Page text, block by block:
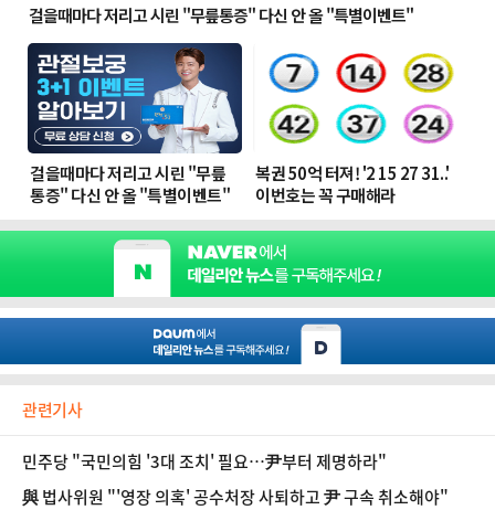
관련기사
민주당 "국민의힘 '3대 조치' 필요…尹부터 제명하라"
與 법사위원 "'영장 의혹' 공수처장 사퇴하고 尹 구속 취소해야"